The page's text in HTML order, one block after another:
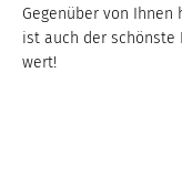
Gegenüber von Ihnen
ist auch der schönste
wert!